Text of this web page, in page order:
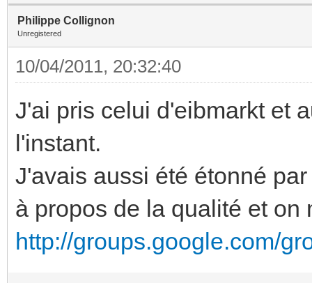
Philippe Collignon
Unregistered
10/04/2011, 20:32:40
J'ai pris celui d'eibmarkt et
l'instant.
J'avais aussi été étonné
à propos de la qualité et on
http://groups.google.com/